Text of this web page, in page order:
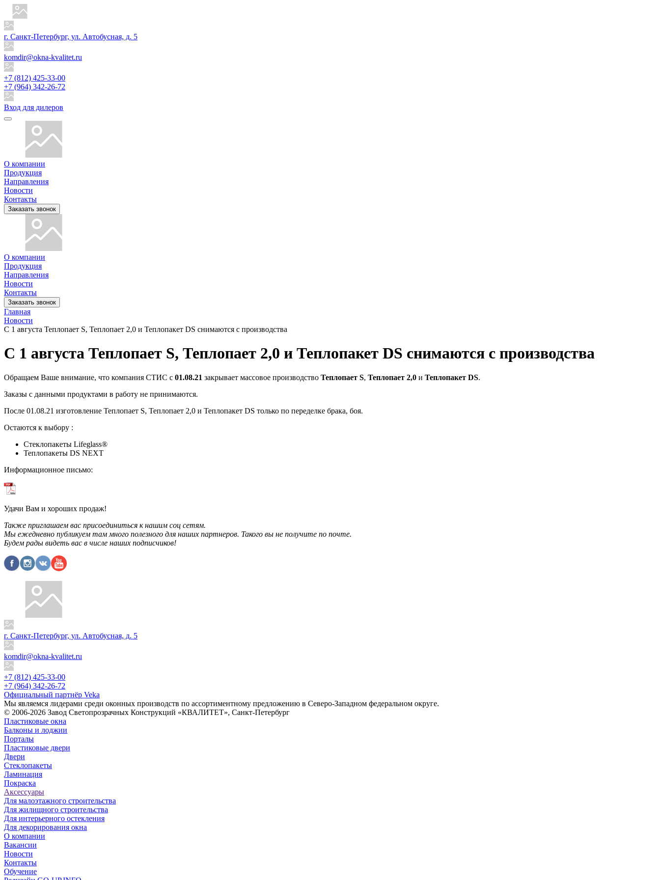
г. Санкт-Петербург, ул. Автобусная, д. 5
komdir@okna-kvalitet.ru
+7 (812) 425-33-00
+7 (964) 342-26-72
Вход для дилеров
О компании
Продукция
Направления
Новости
Контакты
Заказать звонок
О компании
Продукция
Направления
Новости
Контакты
Заказать звонок
Главная
Новости
C 1 августа Теплопает S, Теплопает 2,0 и Теплопакет DS снимаются с производства
C 1 августа Теплопает S, Теплопает 2,0 и Теплопакет DS снимаются с производства
Обращаем Ваше внимание, что компания СТИС с 01.08.21 закрывает массовое производство Теплопает S, Теплопает 2,0 и Теплопакет DS.
Заказы с данными продуктами в работу не принимаются.
После 01.08.21 изготовление Теплопает S, Теплопает 2,0 и Теплопакет DS только по переделке брака, боя.
Остаются к выбору :
Стеклопакеты Lifeglass®
Теплопакеты DS NEXT
Информационное письмо:
Удачи Вам и хороших продаж!
Также приглашаем вас присоединиться к нашим соц сетям.
Мы ежедневно публикуем там много полезного для наших партнеров. Такого вы не получите по почте.
Будем рады видеть вас в числе наших подписчиков!
г. Санкт-Петербург, ул. Автобусная, д. 5
komdir@okna-kvalitet.ru
+7 (812) 425-33-00
+7 (964) 342-26-72
Официальный партнёр Veka
Мы являемся лидерами среди оконных производств по ассортиментному предложению в Северо-Западном федеральном округе.
© 2006-2026 Завод Светопрозрачных Конструкций «КВАЛИТЕТ», Санкт-Петербург
Пластиковые окна
Балконы и лоджии
Порталы
Пластиковые двери
Двери
Стеклопакеты
Ламинация
Покраска
Аксессуары
Для малоэтажного строительства
Для жилищного строительства
Для интерьерного остекления
Для декорирования окна
О компании
Вакансии
Новости
Контакты
Обучение